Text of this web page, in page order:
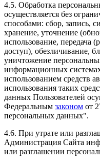
4.5. Обработка
осуществляется без
способами: сбор, запись,
хранение, уточнение
использование, передача
доступ), обезличивание,
уничтожение
информационных
использованием средств
использования таких
данных Пользователей
Федеральным законом от
персональных данных".
4.6. При утрате или
Администрация Сайта
или разглашении